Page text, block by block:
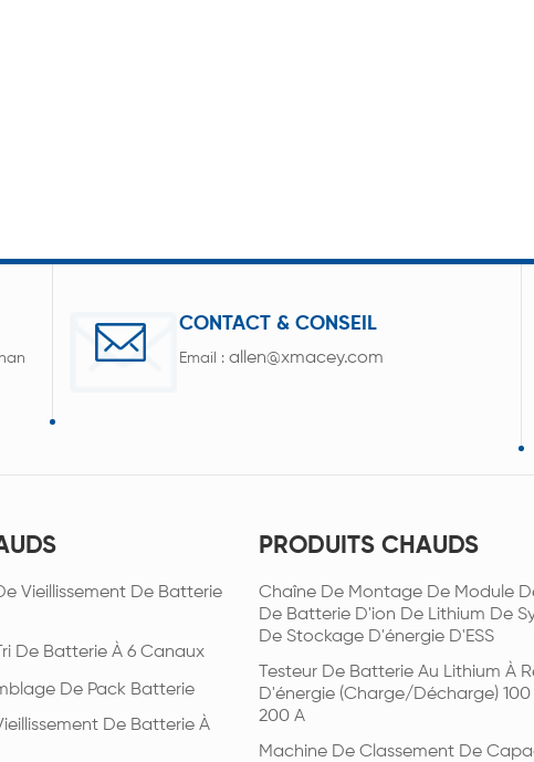
CONTACT & CONSEIL
Email :allen@xmacey.com
Vieillissement De Batterie
De Batterie À 6 Canaux
De Pack Batterie
De Batterie À
PRODUITS CHAUDS
Chaîne De Montage De Module
De Batterie D'ion De Lithium De
De Stockage D'énergie D'ESS
Testeur De Batterie Au Lithium À
D'énergie (charge/décharge) 100
200 A
Machine De Classement De